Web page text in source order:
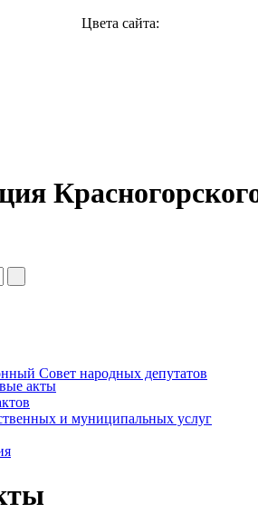
Цвета сайта:
Совет народных депутатов
акты
и муниципальных услуг